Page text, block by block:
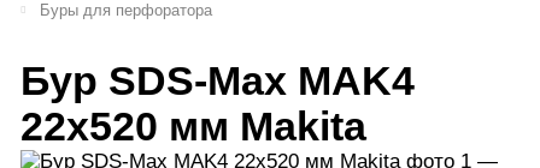
Буры для перфоратора
Бур SDS-Max MAK4
22x520 мм Makita